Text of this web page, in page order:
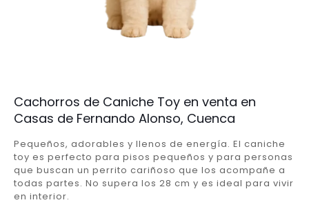
Cachorros de Caniche Toy en venta en
Casas de Fernando Alonso, Cuenca
Pequeños, adorables y llenos de energía. El caniche
toy es perfecto para pisos pequeños y para personas
que buscan un perrito cariñoso que los acompañe a
todas partes. No supera los 28 cm y es ideal para vivir
en interior.